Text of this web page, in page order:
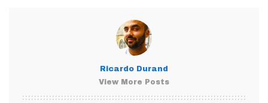
Ricardo Durand
View More Posts